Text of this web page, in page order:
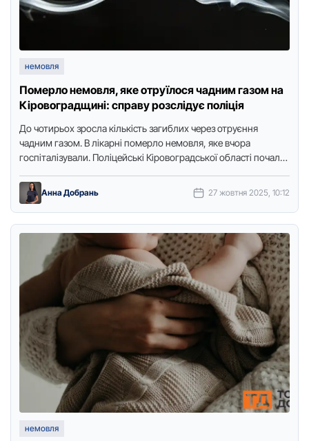
немовля
Померло немовля, яке отруїлося чадним газом на
Кіровоградщині: справу розслідує поліція
До чотирьох зросла кількість загиблих через отруєння
чадним газом. В лікарні померло немовля, яке вчора
госпіталізували. Поліцейські Кіровоградської області почали
Анна Добрань 27 жовтня 2025, 10:12
немовля